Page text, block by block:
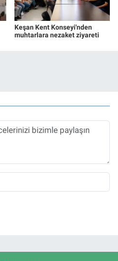
Keşan Kent Konseyi'nden
muhtarlara nezaket ziyareti